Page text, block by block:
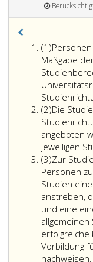
(1)Absatz
eins
Maßgabe
(2)Absatz
2
Die
angeboten
jeweiligen
(3)Absatz
3
Zur
Personen
Studien
anstreben,
und eine
Vorbildung
nachweisen.